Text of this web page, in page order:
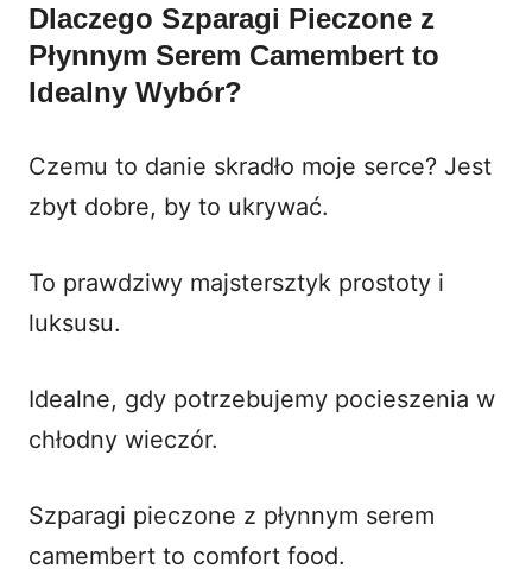
Dlaczego Szparagi Pieczone z
Płynnym Serem Camembert to
Idealny Wybór?
Czemu to danie skradło moje serce? Jest
zbyt dobre, by to ukrywać.
To prawdziwy majstersztyk prostoty i
luksusu.
Idealne, gdy potrzebujemy pocieszenia w
chłodny wieczór.
Szparagi pieczone z płynnym serem
camembert to comfort food.